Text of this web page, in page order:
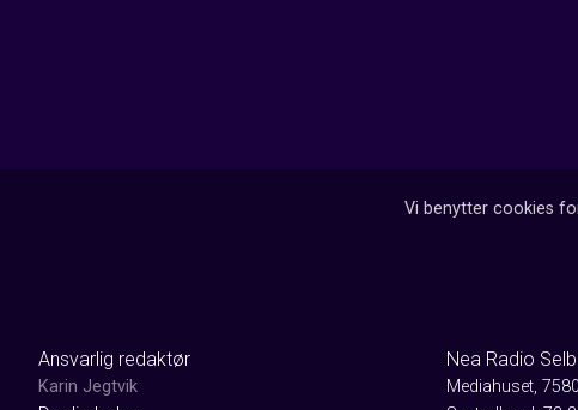
Vi benytter cookies
Ansvarlig redaktør
Karin Jegtvik
Nea Radio
Mediahuset,